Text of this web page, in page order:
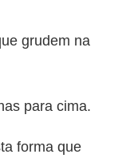
grudem na
para cima.
forma que